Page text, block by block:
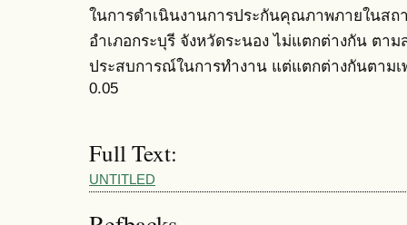
ในการดำเนินงานการประกันคุณภาพภายในสถ
อำเภอกระบุรี จังหวัดระนอง ไม่แตกต่างกัน ตา
ประสบการณ์ในการทำงาน แต่แตกต่างกันตาม
0.05
Full Text:
UNTITLED